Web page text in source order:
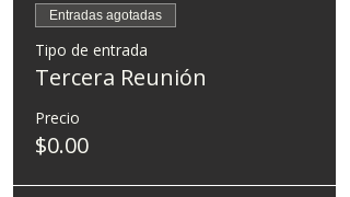
Entradas agotadas
Tipo de entrada
Tercera Reunión
Precio
$0.00